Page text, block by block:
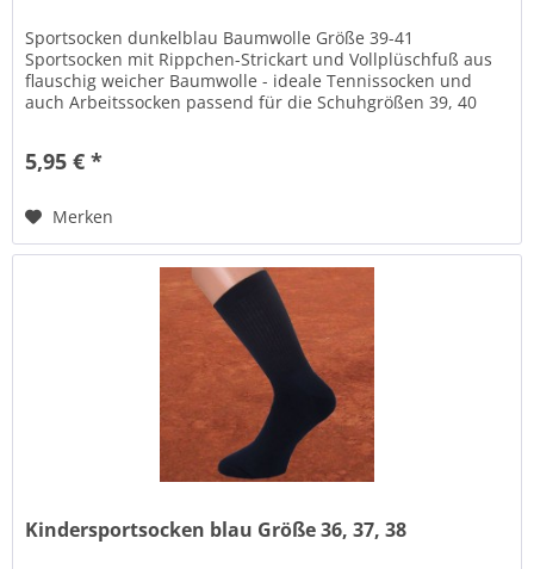
Sportsocken dunkelblau Baumwolle Größe 39-41
Sportsocken mit Rippchen-Strickart und Vollplüschfuß aus
flauschig weicher Baumwolle - ideale Tennissocken und
auch Arbeitssocken passend für die Schuhgrößen 39, 40
5,95 € *
Merken
Kindersportsocken blau Größe 36, 37, 38